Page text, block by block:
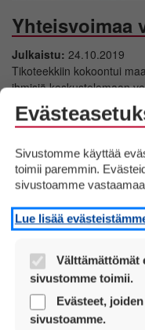
Yhteisvoimaa
Julkaistu: 24.10.2019
Tikoteekkiin kokoontui
ihmisiä keskustelemaan
yhteistuumin, että
vertaistoimintaa
muassa tarvittavien
Lue lisää…
Sivustomme käyttää
toimii paremmin.
sivustoamme
Lue lisää
Välttämättömät
sivustomme toimii.
Nämä evästeet ovat
sivustoamme voi
Evästeet,
sivustoamme.